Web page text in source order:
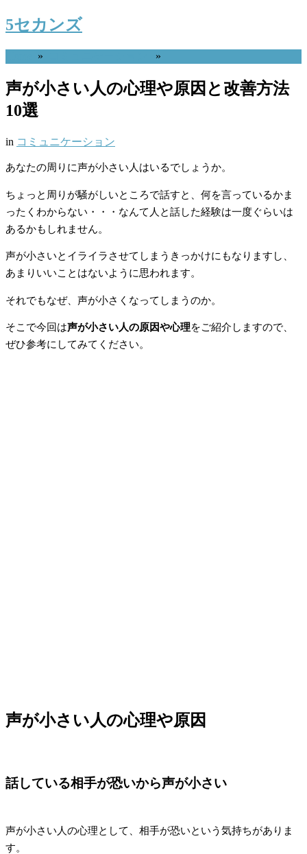
5セカンズ
» »
声が小さい人の心理や原因と改善方法
10選
in コミュニケーション
あなたの周りに声が小さい人はいるでしょうか。
ちょっと周りが騒がしいところで話すと、何を言っているかま
ったくわからない・・・なんて人と話した経験は一度ぐらいは
あるかもしれません。
声が小さいとイライラさせてしまうきっかけにもなりますし、
あまりいいことはないように思われます。
それでもなぜ、声が小さくなってしまうのか。
そこで今回は声が小さい人の原因や心理をご紹介しますので、
ぜひ参考にしてみてください。
声が小さい人の心理や原因
話している相手が恐いから声が小さい
声が小さい人の心理として、相手が恐いという気持ちがありま
す。